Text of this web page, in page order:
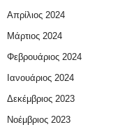
Απρίλιος 2024
Μάρτιος 2024
Φεβρουάριος 2024
Ιανουάριος 2024
Δεκέμβριος 2023
Νοέμβριος 2023